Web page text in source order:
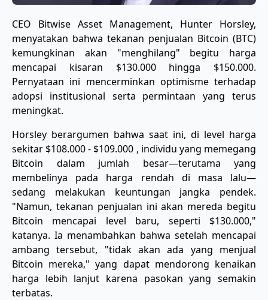
CEO Bitwise Asset Management, Hunter Horsley,
menyatakan bahwa tekanan penjualan Bitcoin (BTC)
kemungkinan akan "menghilang" begitu harga
mencapai kisaran $130.000 hingga $150.000.
Pernyataan ini mencerminkan optimisme terhadap
adopsi institusional serta permintaan yang terus
meningkat.
Horsley berargumen bahwa saat ini, di level harga
sekitar $108.000 - $109.000 , individu yang memegang
Bitcoin dalam jumlah besar—terutama yang
membelinya pada harga rendah di masa lalu—
sedang melakukan keuntungan jangka pendek.
"Namun, tekanan penjualan ini akan mereda begitu
Bitcoin mencapai level baru, seperti $130.000,"
katanya. Ia menambahkan bahwa setelah mencapai
ambang tersebut, "tidak akan ada yang menjual
Bitcoin mereka," yang dapat mendorong kenaikan
harga lebih lanjut karena pasokan yang semakin
terbatas.